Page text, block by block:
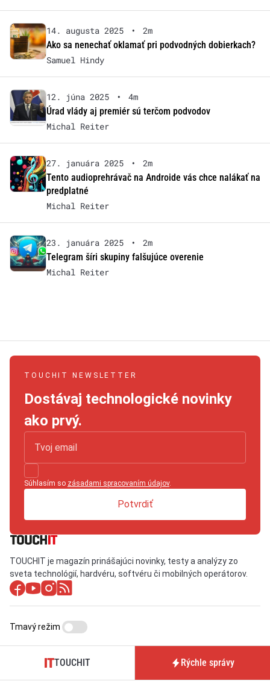
14. augusta 2025 •
2m
Ako sa nenechať oklamať pri podvodných dobierkach?
Samuel Hindy
12. júna 2025 •
4m
Úrad vlády aj premiér sú terčom podvodov
Michal Reiter
27. januára 2025 •
2m
Tento audioprehrávač na Androide vás chce nalákať na
predplatné
Michal Reiter
23. januára 2025 •
2m
Telegram šíri skupiny falšujúce overenie
Michal Reiter
TOUCHIT NEWSLETTER
Dostávaj technologické novinky
ako prvý.
Súhlasím so zásadami spracovaním údajov.
Potvrdiť
TOUCHIT je magazín prinášajúci novinky, testy a analýzy zo
sveta technológií, hardvéru, softvéru či mobilných operátorov.
O nás / Kontakt
Pre inzerentov
Predplatné časopisu
Tmavý režim
TOUCHIT Rýchle správy